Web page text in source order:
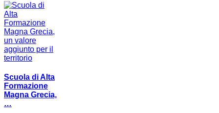
Scuola di Alta
Formazione
Magna Grecia,
…